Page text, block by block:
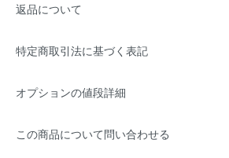
返品について
特定商取引法に基づく表記
オプションの値段詳細
この商品について問い合わせる